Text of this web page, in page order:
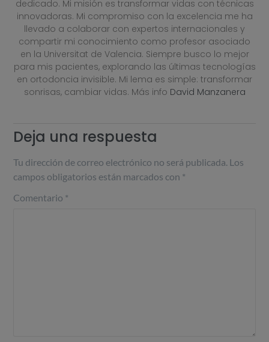
dedicado. Mi misión es transformar vidas con técnicas
innovadoras. Mi compromiso con la excelencia me ha
llevado a colaborar con expertos internacionales y
compartir mi conocimiento como profesor asociado
en la Universitat de Valencia. Siempre busco lo mejor
para mis pacientes, explorando las últimas tecnologías
en ortodoncia invisible. Mi lema es simple: transformar
sonrisas, cambiar vidas. Más info David Manzanera
Deja una respuesta
Tu dirección de correo electrónico no será publicada. Los
campos obligatorios están marcados con *
Comentario *